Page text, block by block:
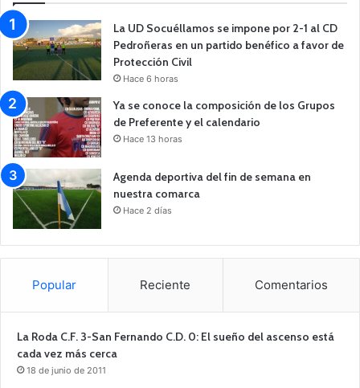
La UD Socuéllamos se impone por 2-1 al CD
Pedroñeras en un partido benéfico a favor de
Protección Civil
Hace 6 horas
Ya se conoce la composición de los Grupos
de Preferente y el calendario
Hace 13 horas
Agenda deportiva del fin de semana en
nuestra comarca
Hace 2 días
Popular Reciente Comentarios
La Roda C.F. 3-San Fernando C.D. 0: El sueño del ascenso está
cada vez más cerca
18 de junio de 2011